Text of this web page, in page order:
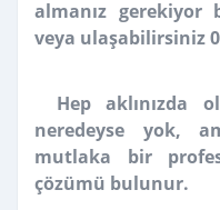
almanız
veya ulaşabilirsiniz
Hep aklınızda
neredeyse yok,
mutlaka bir
çözümü bulunur.